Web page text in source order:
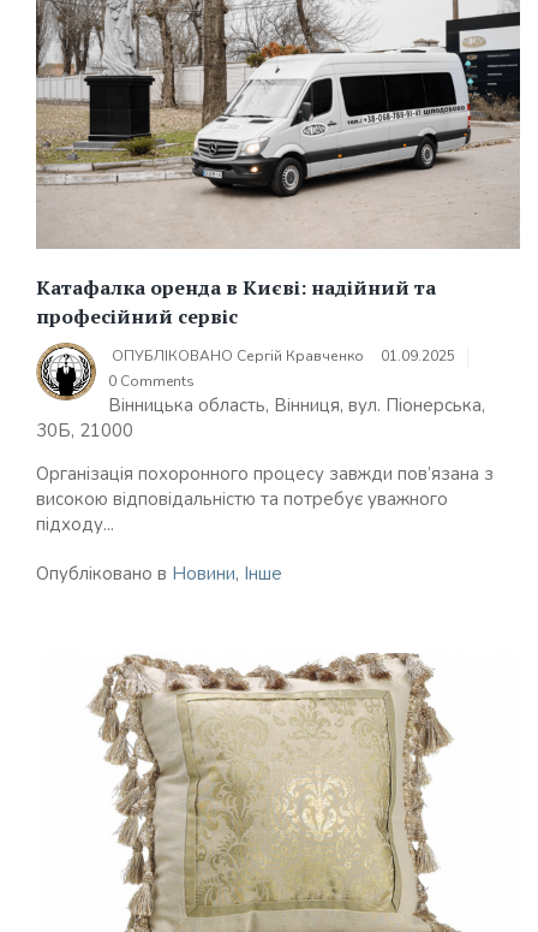
Катафалка оренда в Києві: надійний та
професійний сервіс
ОПУБЛІКОВАНО Сергій Кравченко
01.09.2025
0 Comments
Вінницька область, Вінниця, вул. Піонерська,
30Б, 21000
Організація похоронного процесу завжди пов’язана з
високою відповідальністю та потребує уважного
підходу...
Опубліковано в Новини, Інше